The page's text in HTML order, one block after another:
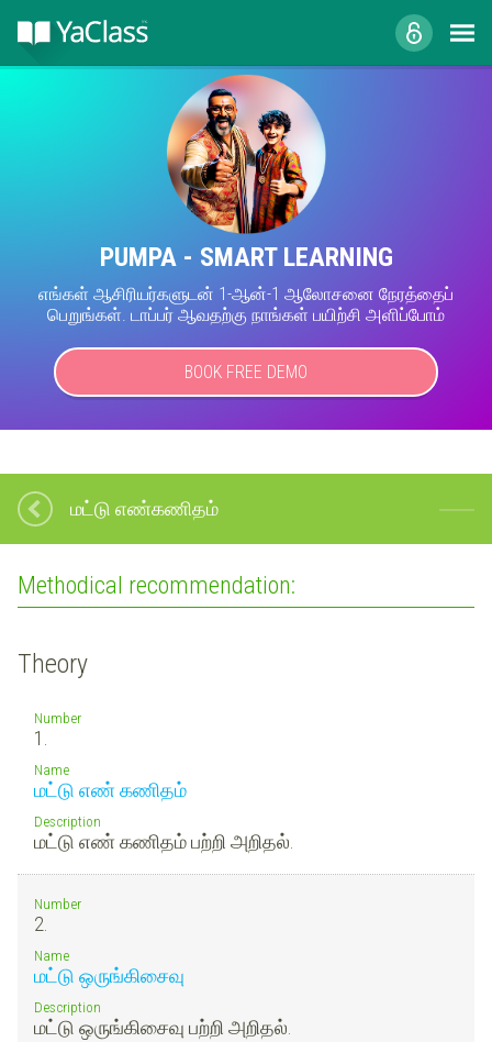
PUMPA - SMART LEARNING
எங்கள் ஆசிரியர்களுடன் 1-ஆன்-1 ஆலோசனை நேரத்தைப்
பெறுங்கள். டாப்பர் ஆவதற்கு நாங்கள் பயிற்சி அளிப்போம்
BOOK FREE DEMO
மட்டு எண்கணிதம்
Methodical recommendation:
Theory
Number
1.
Name
மட்டு எண் கணிதம்
Description
மட்டு எண் கணிதம் பற்றி அறிதல்.
Number
2.
Name
மட்டு ஒருங்கிசைவு
Description
மட்டு ஒருங்கிசைவு பற்றி அறிதல்.